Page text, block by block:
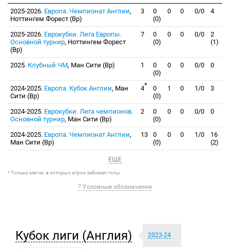
2025-2026. Европа. Чемпионат Англии,
Ноттингем Форест (Вр)
3
0
(0)
0 0 0/0 4
2025-2026. Еврокубки. Лига Европы.
Основной турнир, Ноттингем Форест
(Вр)
7
0
(0)
0 0 0/0
2
(1)
2025. Клубный ЧМ, Ман Сити (Вр) 1
0
(0)
0 0 0/0 0
2024-2025. Европа. Кубок Англии, Ман
Сити (Вр)
4*
0
(0)
1 0 1/0 3
2024-2025. Еврокубки. Лига чемпионов.
Основной турнир, Ман Сити (Вр)
2
0
(0)
0 0 0/0 0
2024-2025. Европа. Чемпионат Англии,
Ман Сити (Вр)
13
0
(0)
0 0 1/0
16
(2)
ЕЩЕ
* Только матчи, в которых игрок забивал голы
? Условные обозначения
Кубок лиги (Англия) 2023-24